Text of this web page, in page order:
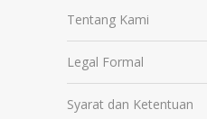
Tentang Kami
Legal Formal
Syarat dan Ketentuan